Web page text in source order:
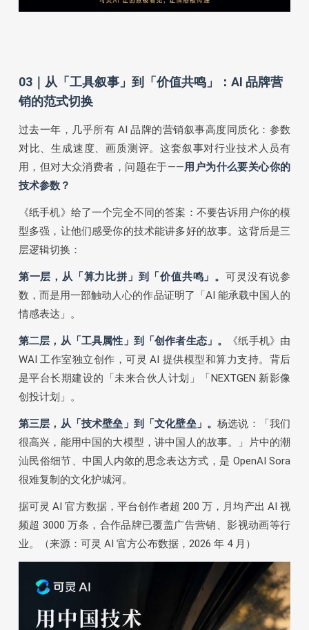
03｜从「工具叙事」到「价值共鸣」：AI 品牌营
销的范式切换
过去一年，几乎所有 AI 品牌的营销叙事高度同质化：参数
对比、生成速度、画质测评。这套叙事对行业技术人员有
用，但对大众消费者，问题在于——用户为什么要关心你的
技术参数？
《纸手机》给了一个完全不同的答案：不要告诉用户你的模
型多强，让他们感受你的技术能讲多好的故事。这背后是三
层逻辑切换：
第一层，从「算力比拼」到「价值共鸣」。可灵没有说参
数，而是用一部触动人心的作品证明了「AI 能承载中国人的
情感表达」。
第二层，从「工具属性」到「创作者生态」。
《纸手机》由
WAI 工作室独立创作，可灵 AI 提供模型和算力支持。背后
是平台长期建设的「未来合伙人计划」「NEXTGEN 新影像
创投计划」。
第三层，从「技术壁垒」到「文化壁垒」。杨选说：「我们
很高兴，能用中国的大模型，讲中国人的故事。」片中的潮
汕民俗细节、中国人内敛的思念表达方式，是 OpenAI Sora
很难复制的文化护城河。
据可灵 AI 官方数据，平台创作者超 200 万，月均产出 AI 视
频超 3000 万条，合作品牌已覆盖广告营销、影视动画等行
业。（来源：可灵 AI 官方公布数据，2026 年 4 月）